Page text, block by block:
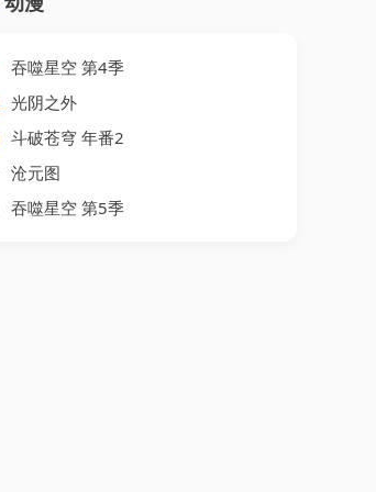
吞噬星空 第4季
光阴之外
斗破苍穹 年番2
沧元图
吞噬星空 第5季